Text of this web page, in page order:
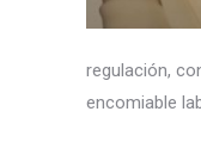
regulación,
encomiable